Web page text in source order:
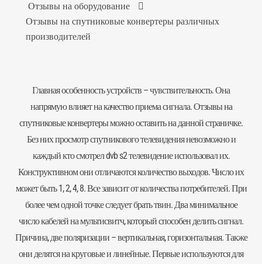
Отзывы на оборудование
Отзывы на спутниковые конвертеры различных
производителей
Главная особенность устройств – чувствительность. Она
напрямую влияет на качество приема сигнала. Отзывы на
спутниковые конвертеры можно оставить на данной страничке.
Без них просмотр спутникового телевидения невозможно и
каждый кто смотрел dvb s2 телевидение использовал их.
Конструктивном они отличаются количество выходов. Число их
может быть 1, 2, 4, 8. Все зависит от количества потребителей. При
более чем одной точке следует брать твин. Два минимальное
число кабелей на мультисвитч, который способен делить сигнал.
Причина, две поляризации – вертикальная, горизонтальная. Также
они делятся на круговые и линейные. Первые используются для